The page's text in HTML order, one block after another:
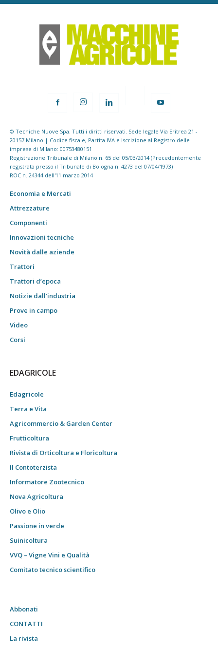
© Tecniche Nuove Spa. Tutti i diritti riservati. Sede legale Via Eritrea 21 -
20157 Milano | Codice fiscale, Partita IVA e Iscrizione al Registro delle
imprese di Milano: 00753480151
Registrazione Tribunale di Milano n. 65 del 05/03/2014 (Precedentemente
registrata presso il Tribunale di Bologna n. 4273 del 07/04/1973)
ROC n. 24344 dell'11 marzo 2014
Economia e Mercati
Attrezzature
Componenti
Innovazioni tecniche
Novità dalle aziende
Trattori
Trattori d’epoca
Notizie dall’industria
Prove in campo
Video
Corsi
EDAGRICOLE
Edagricole
Terra e Vita
Agricommercio & Garden Center
Frutticoltura
Rivista di Orticoltura e Floricoltura
Il Contoterzista
Informatore Zootecnico
Nova Agricoltura
Olivo e Olio
Passione in verde
Suinicoltura
VVQ – Vigne Vini e Qualità
Comitato tecnico scientifico
Abbonati
CONTATTI
La rivista